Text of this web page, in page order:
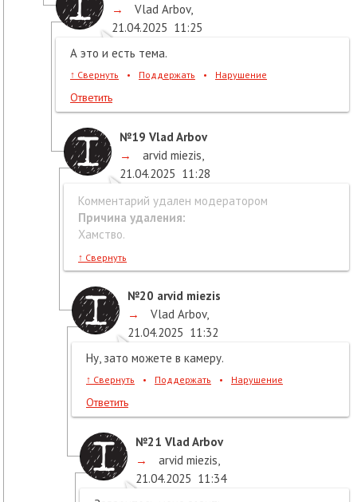
→
Vlad Arbov,
21.04.2025 11:25
А это и есть тема.
↑ Свернуть • Поддержать • Нарушение
Ответить
№19 Vlad Arbov
→
arvid miezis
21.04.2025 11:28
Комментарий удален модератором
Причина удаления:
Хамство.
↑ Свернуть
№20 arvid miezis
→
Vlad Arbov,
21.04.2025 11:32
Ну, зато можете в камеру.
↑ Свернуть • Поддержать • Нарушение
Ответить
№21 Vlad Arbov
→
arvid miezis
21.04.2025 11:34